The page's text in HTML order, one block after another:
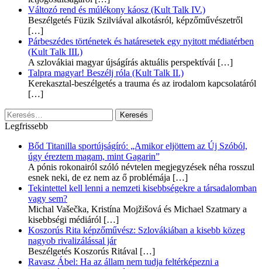
Változó rend és múlékony káosz (Kult Talk IV.)
Beszélgetés Füzik Szilviával alkotásról, képzőművészetről
[…]
Párbeszédes történetek és határesetek egy nyitott médiatérben
(Kult Talk III.)
A szlovákiai magyar újságírás aktuális perspektívái […]
Talpra magyar! Beszélj róla (Kult Talk II.)
Kerekasztal-beszélgetés a trauma és az irodalom kapcsolatáról
[…]
Keresés:
Legfrissebb
Bőd Titanilla sportújságíró: „Amikor eljöttem az Új Szóból,
úgy éreztem magam, mint Gagarin”
A pónis rokonairól szóló névtelen megjegyzések néha rosszul
esnek neki, de ez nem az ő problémája […]
Tekintettel kell lenni a nemzeti kisebbségekre a társadalomban
vagy sem?
Michal Vašečka, Kristína Mojžišová és Michael Szatmary a
kisebbségi médiáról […]
Koszorús Rita képzőművész: Szlovákiában a kisebb közeg
nagyob rivalizálással jár
Beszélgetés Koszorús Ritával […]
Ravasz Ábel: Ha az állam nem tudja feltérképezni a